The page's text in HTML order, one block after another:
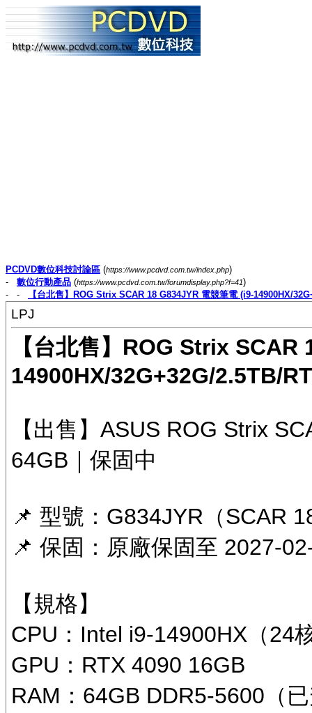
PCDVD數位科技討論區 (https://www.pcdvd.com.tw/index.php)
- 數位行動產品 (https://www.pcdvd.com.tw/forumdisplay.php?f=41)
- -
【台北售】ROG Strix SCAR 18 G834JYR 電競筆電 (i9-14900HX/
LPJ
【台北售】ROG Strix
14900HX/32G+32G/2.5TB/
【出售】ASUS ROG Strix
64GB｜保固中
📌 型號：G834JYR（SCAR
📌 保固：原廠保固至 2027-
【規格】
CPU：Intel i9-14900HX（24
GPU：RTX 4090 16GB
RAM：64GB DDR5-5600（